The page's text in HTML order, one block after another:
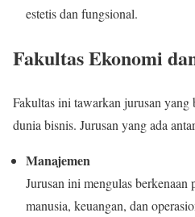
estetis dan fungsional.
Fakultas Ekonomi
Fakultas ini tawarkan jurusan yang
dunia bisnis. Jurusan yang ada
Manajemen
Jurusan ini mengulas berkenaan
manusia, keuangan, dan